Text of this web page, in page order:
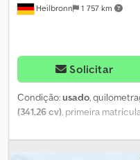
Heilbronn 1 757 km
Solicitar
Condição:usado,
(341,26 cv), primeira
cor:cinzento, tipo de